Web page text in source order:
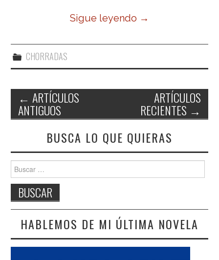
Sigue leyendo →
CHORRADAS
Navegación de entradas
← ARTÍCULOS
ANTIGUOS
ARTÍCULOS
RECIENTES →
BUSCA LO QUE QUIERAS
Buscar:
HABLEMOS DE MI ÚLTIMA NOVELA